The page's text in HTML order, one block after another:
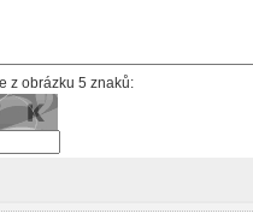
z obrázku 5 znaků: